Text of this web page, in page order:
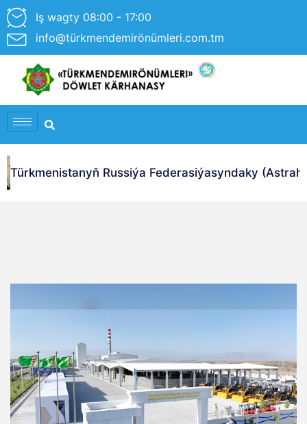
Iş wagty 08:00 - 17:00
info@türkmendemirönümleri.com.tm
Türkmenistanyň Russiýa Federasiýasyndaky